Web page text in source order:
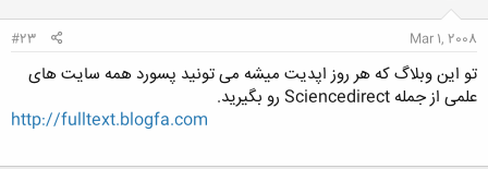
Mar 1, 2008
#23
تو این وبلاگ که هر روز اپدیت میشه می تونید پسورد همه سایت های
علمی از جمله Sciencedirect رو بگیرید.
http://fulltext.blogfa.com